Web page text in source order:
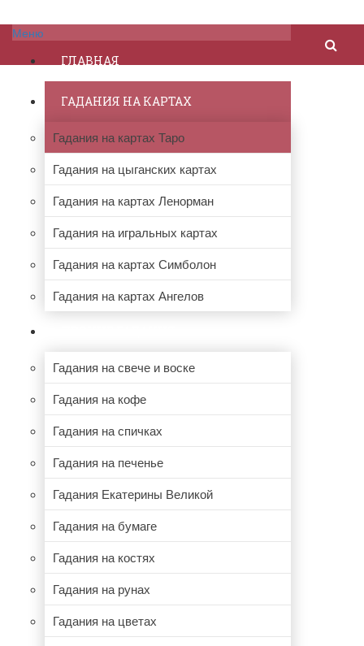
Меню
ГЛАВНАЯ
ГАДАНИЯ НА КАРТАХ
Гадания на картах Таро
Гадания на цыганских картах
Гадания на картах Ленорман
Гадания на игральных картах
Гадания на картах Симболон
Гадания на картах Ангелов
Гадания на свече и воске
Гадания на кофе
Гадания на спичках
Гадания на печенье
Гадания Екатерины Великой
Гадания на бумаге
Гадания на костях
Гадания на рунах
Гадания на цветах